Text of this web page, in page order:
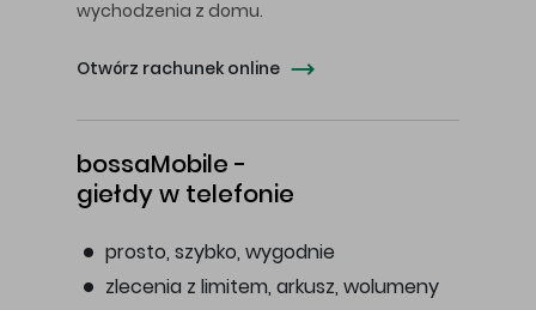
wychodzenia z domu.
Otwórz rachunek online
bossaMobile -
giełdy w telefonie
prosto, szybko, wygodnie
zlecenia z limitem, arkusz, wolumeny